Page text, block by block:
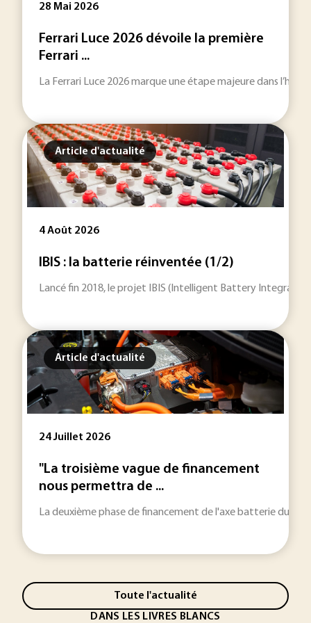
28 Mai 2026
Ferrari Luce 2026 dévoile la première
Ferrari ...
La Ferrari Luce 2026 marque une étape majeure dans
Article d'actualité
4 Août 2026
IBIS : la batterie réinventée (1/2)
Lancé fin 2018, le projet IBIS (Intelligent Battery
Article d'actualité
24 Juillet 2026
"La troisième vague de financement
nous permettra de ...
La deuxième phase de financement de l'axe batterie du
Toute l'actualité
DANS LES LIVRES BLANCS